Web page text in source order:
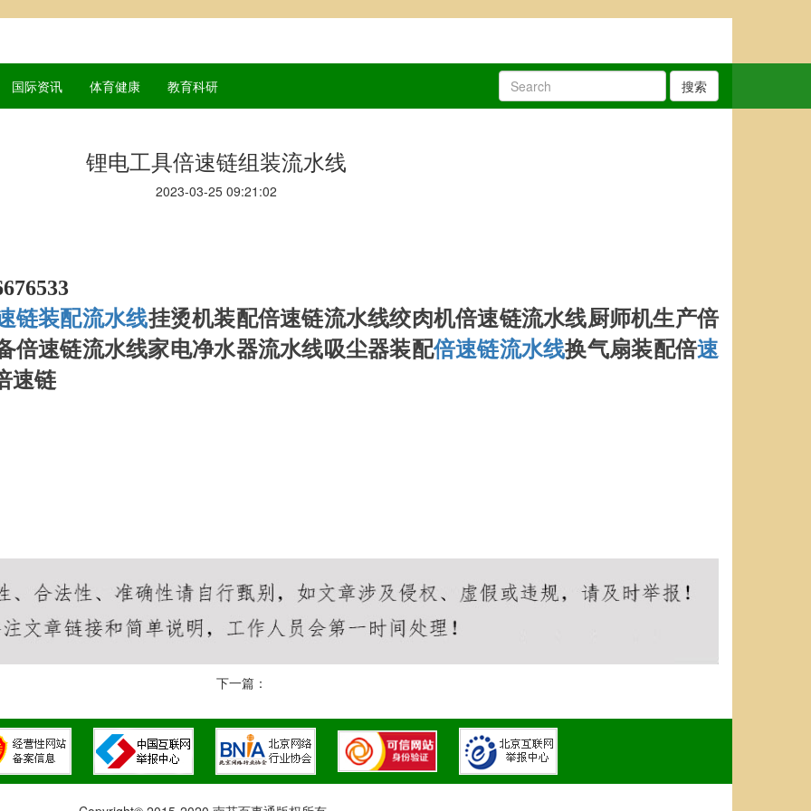
国际资讯 体育健康 教育科研 搜索
锂电工具倍速链组装流水线
2023-03-25 09:21:02
链装配流水线挂烫机装配倍速链流水线绞肉机倍速链流水线厨师机生产倍
倍速链流水线家电净水器流水线吸尘器装配倍速链流水线换气扇装配倍速
速链
下一篇：